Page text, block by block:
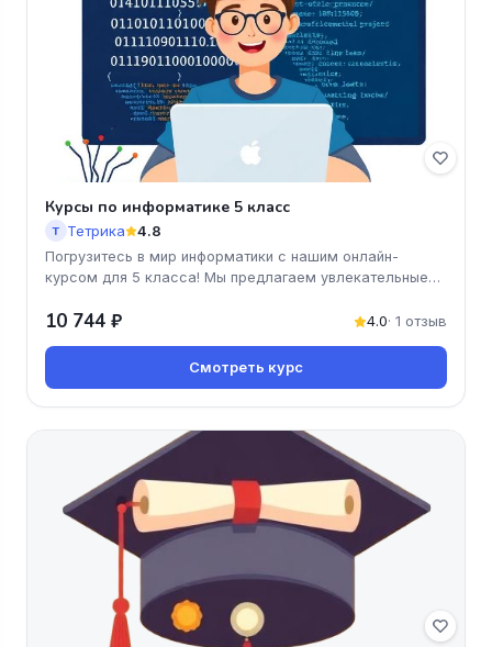
Курсы по информатике 5 класс
Т Тетрика 4.8
Погрузитесь в мир информатики с нашим онлайн-
курсом для 5 класса! Мы предлагаем увлекательные
10 744 ₽ 4.0· 1 отзыв
Смотреть курс